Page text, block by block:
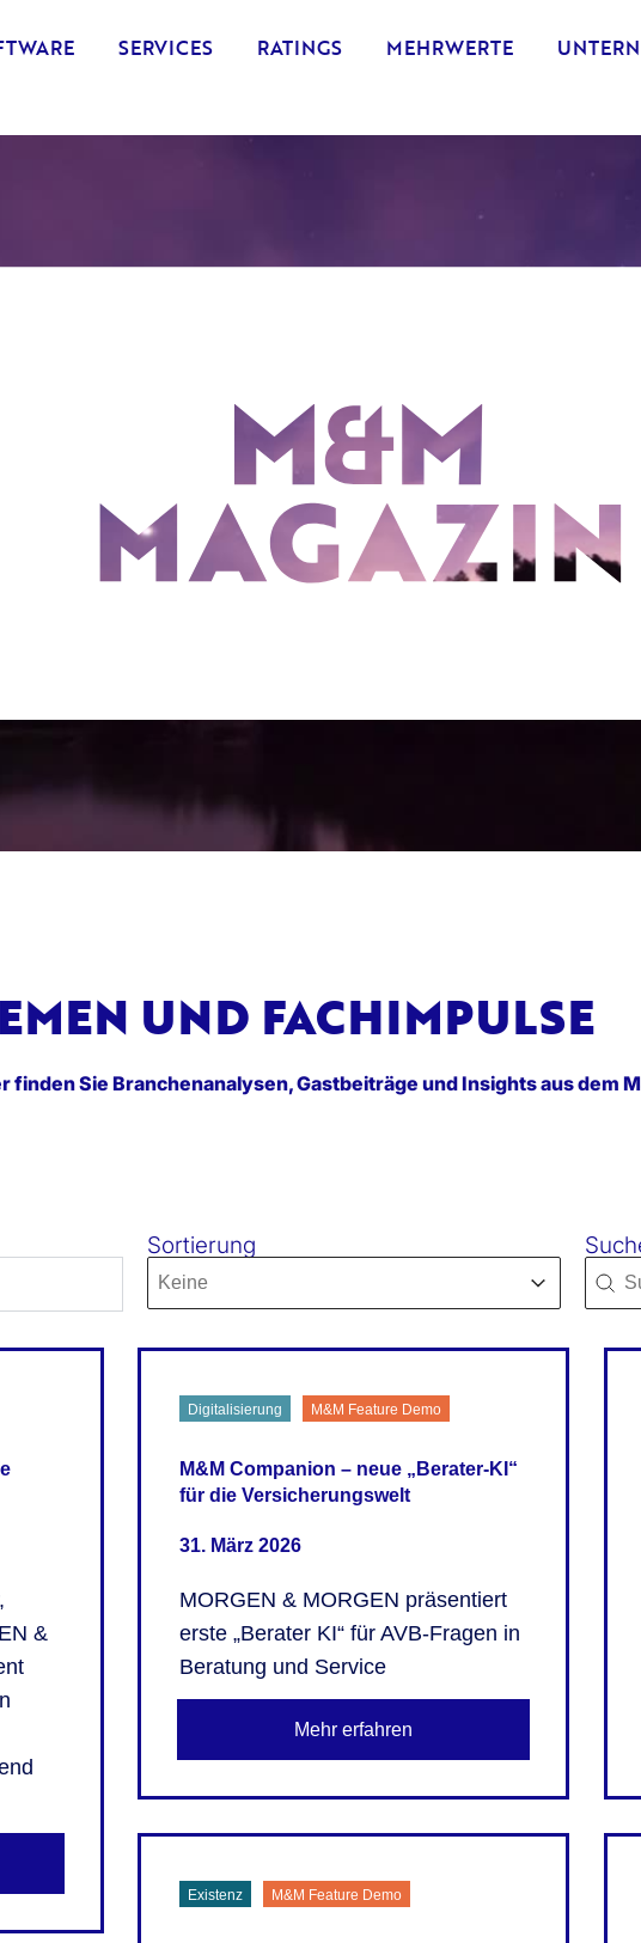
SERVICES RATINGS MEHRWERTE
UND FACHIMPULSE
finden Sie Branchenanalysen, Gastbeiträge und Insights aus dem
Sortierung
Sort-4
Sort content
Sort content
&
Digitalisierung M&M Feature Demo
M&M Companion – neue „Berater-KI“
für die Versicherungswelt
31. März 2026
MORGEN & MORGEN präsentiert
erste „Berater KI“ für AVB-Fragen in
Beratung und Service
Mehr erfahren
Existenz M&M Feature Demo